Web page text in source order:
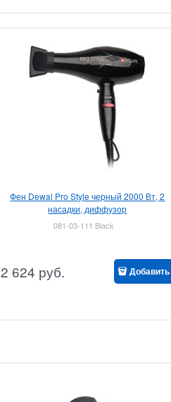
Фен Dewal Pro Style черный 2000 Вт, 2
насадки, диффузор
081-03-111 Black
2 624 руб. Добавить